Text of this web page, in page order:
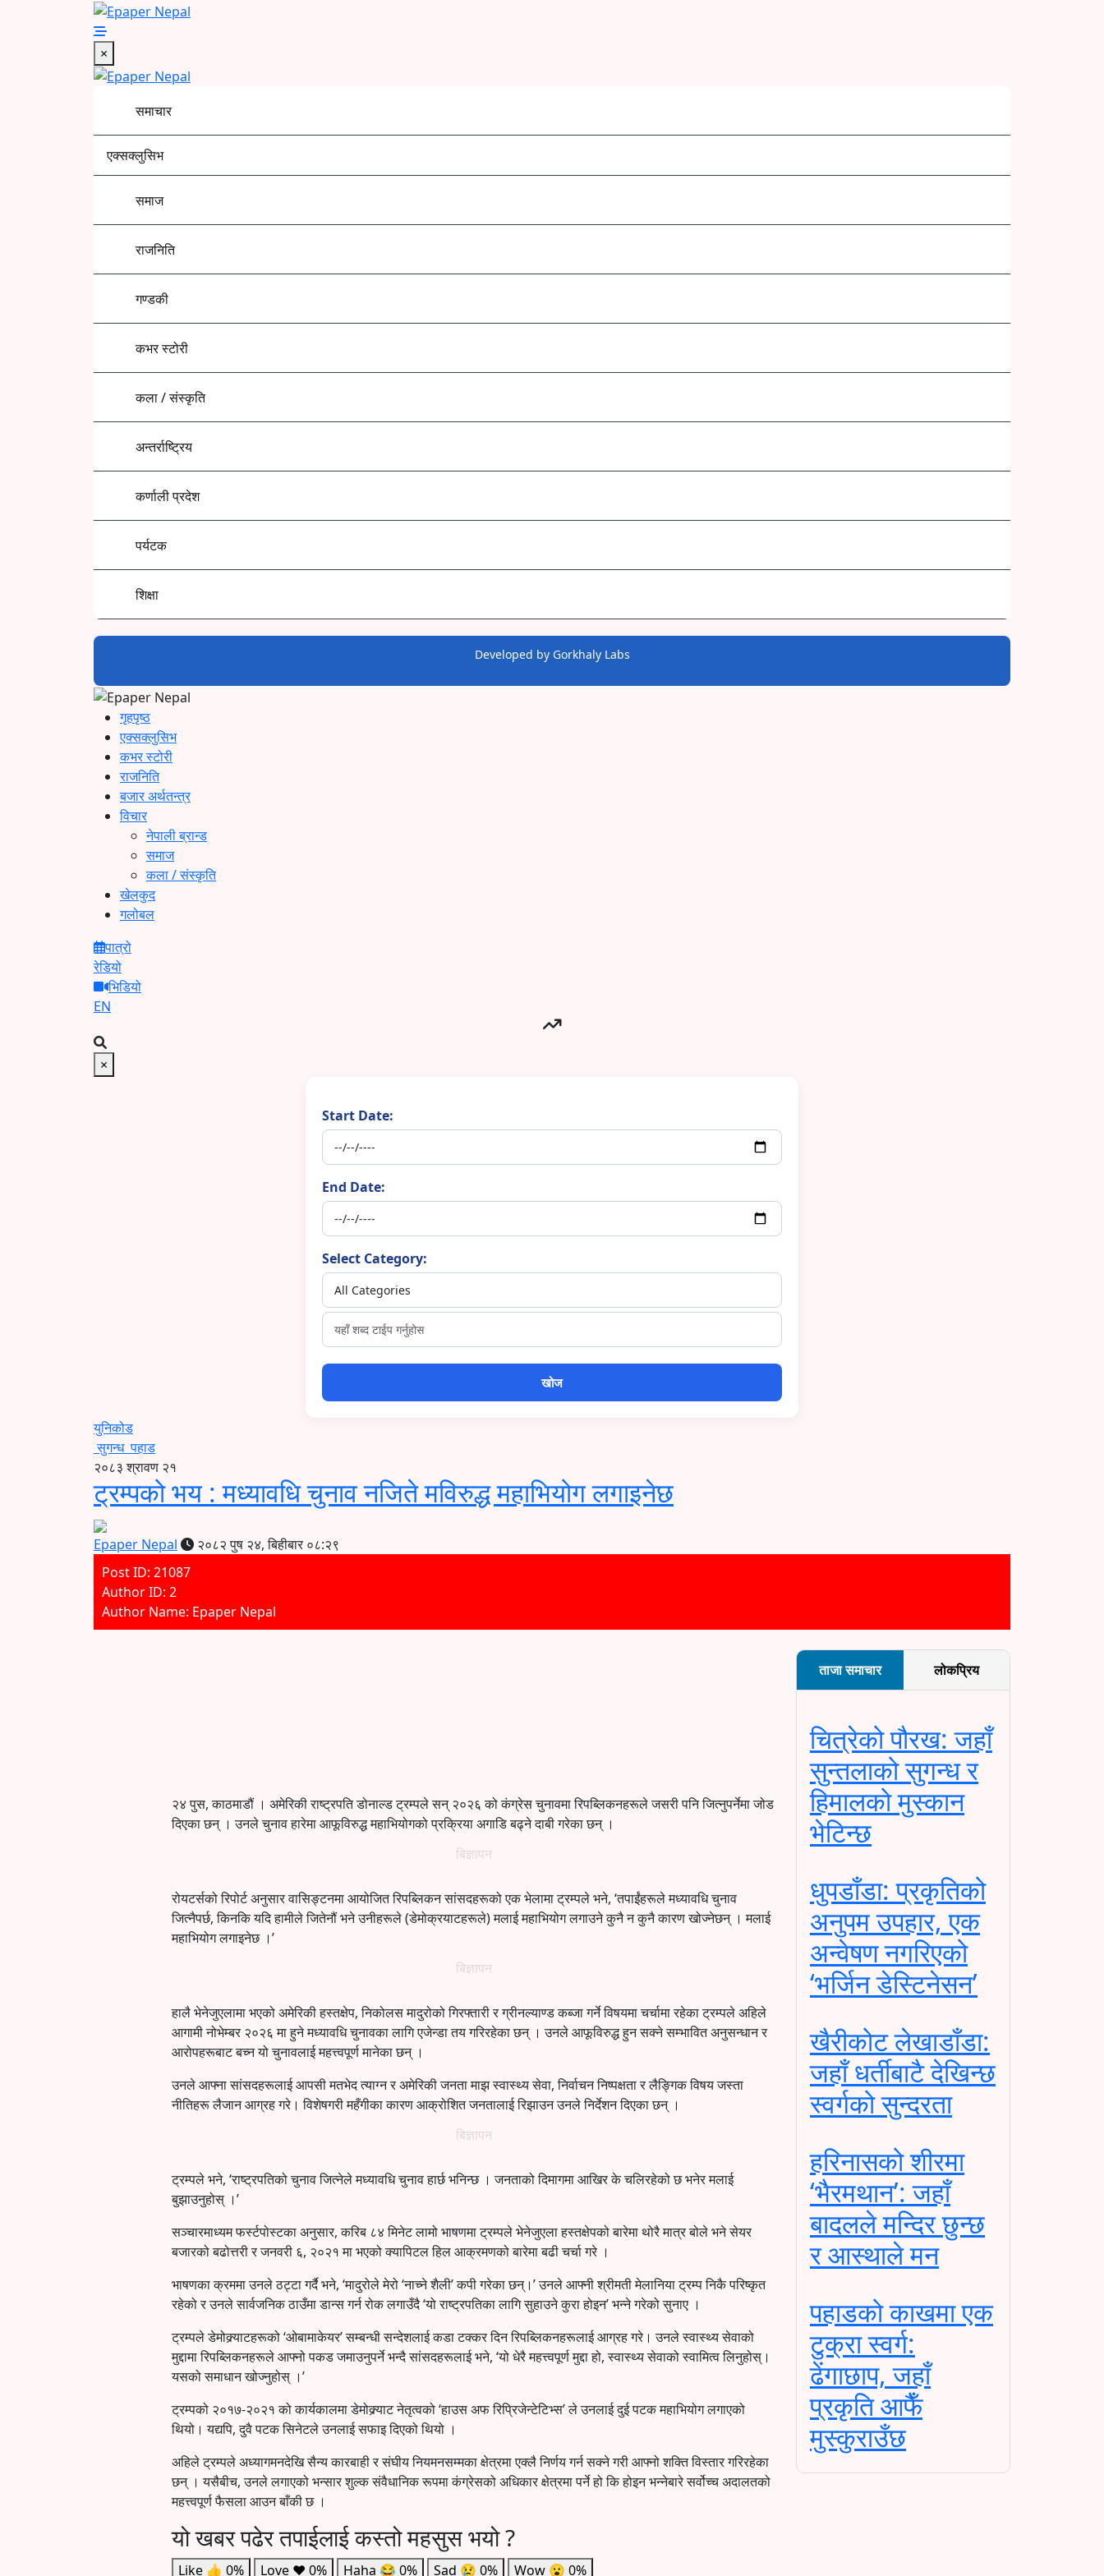
Epaper Nepal
×
समाचार
एक्सक्लुसिभ
समाज
राजनिति
गण्डकी
कभर स्टोरी
कला / संस्कृति
अन्तर्राष्ट्रिय
कर्णाली प्रदेश
पर्यटक
शिक्षा
Developed by Gorkhaly Labs
गृहपृष्ठ
एक्सक्लुसिभ
कभर स्टोरी
राजनिति
बजार अर्थतन्त्र
विचार
नेपाली ब्रान्ड
समाज
कला / संस्कृति
खेलकुद
गलोबल
पात्रो
रेडियो
भिडियो
EN
×
Start Date:
End Date:
Select Category:
युनिकोड
सुगन्ध पहाड
२०८३ श्रावण २१
ट्रम्पको भय : मध्यावधि चुनाव नजिते मविरुद्ध महाभियोग लगाइनेछ
Epaper Nepal
२०८२ पुष २४, बिहीबार ०८:२९
Post ID: 21087
Author ID: 2
Author Name: Epaper Nepal
२४ पुस, काठमाडौं । अमेरिकी राष्ट्रपति डोनाल्ड ट्रम्पले सन् २०२६ को कंग्रेस चुनावमा रिपब्लिकनहरूले जसरी पनि जित्नुपर्नेमा जोड
दिएका छन् । उनले चुनाव हारेमा आफूविरुद्ध महाभियोगको प्रक्रिया अगाडि बढ्ने दाबी गरेका छन् ।
बिज्ञापन
रोयटर्सको रिपोर्ट अनुसार वासिङ्टनमा आयोजित रिपब्लिकन सांसदहरूको एक भेलामा ट्रम्पले भने, ‘तपाईंहरूले मध्यावधि चुनाव
जित्नैपर्छ, किनकि यदि हामीले जितेनौं भने उनीहरूले (डेमोक्रयाटहरूले) मलाई महाभियोग लगाउने कुनै न कुनै कारण खोज्नेछन् । मलाई
महाभियोग लगाइनेछ ।’
बिज्ञापन
हालै भेनेजुएलामा भएको अमेरिकी हस्तक्षेप, निकोलस मादुरोको गिरफ्तारी र ग्रीनल्याण्ड कब्जा गर्ने विषयमा चर्चामा रहेका ट्रम्पले अहिले
आगामी नोभेम्बर २०२६ मा हुने मध्यावधि चुनावका लागि एजेन्डा तय गरिरहेका छन् । उनले आफूविरुद्ध हुन सक्ने सम्भावित अनुसन्धान र
आरोपहरूबाट बच्न यो चुनावलाई महत्त्वपूर्ण मानेका छन् ।
उनले आफ्ना सांसदहरूलाई आपसी मतभेद त्याग्न र अमेरिकी जनता माझ स्वास्थ्य सेवा, निर्वाचन निष्पक्षता र लैङ्गिक विषय जस्ता
नीतिहरू लैजान आग्रह गरे। विशेषगरी महँगीका कारण आक्रोशित जनतालाई रिझाउन उनले निर्देशन दिएका छन् ।
बिज्ञापन
ट्रम्पले भने, ‘राष्ट्रपतिको चुनाव जित्नेले मध्यावधि चुनाव हार्छ भनिन्छ । जनताको दिमागमा आखिर के चलिरहेको छ भनेर मलाई
बुझाउनुहोस् ।’
सञ्चारमाध्यम फर्स्टपोस्टका अनुसार, करिब ८४ मिनेट लामो भाषणमा ट्रम्पले भेनेजुएला हस्तक्षेपको बारेमा थोरै मात्र बोले भने सेयर
बजारको बढोत्तरी र जनवरी ६, २०२१ मा भएको क्यापिटल हिल आक्रमणको बारेमा बढी चर्चा गरे ।
भाषणका क्रममा उनले ठट्टा गर्दै भने, ‘मादुरोले मेरो ‘नाच्ने शैली’ कपी गरेका छन्।’ उनले आफ्नी श्रीमती मेलानिया ट्रम्प निकै परिष्कृत
रहेको र उनले सार्वजनिक ठाउँमा डान्स गर्न रोक लगाउँदै ‘यो राष्ट्रपतिका लागि सुहाउने कुरा होइन’ भन्ने गरेको सुनाए ।
ट्रम्पले डेमोक्र्याटहरूको ‘ओबामाकेयर’ सम्बन्धी सन्देशलाई कडा टक्कर दिन रिपब्लिकनहरूलाई आग्रह गरे। उनले स्वास्थ्य सेवाको
मुद्दामा रिपब्लिकनहरूले आफ्नो पकड जमाउनुपर्ने भन्दै सांसदहरूलाई भने, ‘यो धेरै महत्त्वपूर्ण मुद्दा हो, स्वास्थ्य सेवाको स्वामित्व लिनुहोस्।
यसको समाधान खोज्नुहोस् ।’
ट्रम्पको २०१७-२०२१ को कार्यकालमा डेमोक्र्याट नेतृत्वको ‘हाउस अफ रिप्रिजेन्टेटिभ्स’ ले उनलाई दुई पटक महाभियोग लगाएको
थियो। यद्यपि, दुवै पटक सिनेटले उनलाई सफाइ दिएको थियो ।
अहिले ट्रम्पले अध्यागमनदेखि सैन्य कारबाही र संघीय नियमनसम्मका क्षेत्रमा एक्लै निर्णय गर्न सक्ने गरी आफ्नो शक्ति विस्तार गरिरहेका
छन् । यसैबीच, उनले लगाएको भन्सार शुल्क संवैधानिक रूपमा कंग्रेसको अधिकार क्षेत्रमा पर्ने हो कि होइन भन्नेबारे सर्वोच्च अदालतको
महत्त्वपूर्ण फैसला आउन बाँकी छ ।
यो खबर पढेर तपाईलाई कस्तो महसुस भयो ?
Like 👍 0% Love ❤️ 0% Haha 😂0% Sad 😢 0% Wow 😮 0%
ताजा समाचार लोकप्रिय
चित्रेको पौरख: जहाँ
सुन्तलाको सुगन्ध र
हिमालको मुस्कान
भेटिन्छ
धुपडाँडा: प्रकृतिको
अनुपम उपहार, एक
अन्वेषण नगरिएको
‘भर्जिन डेस्टिनेसन’
खैरीकोट लेखाडाँडा:
जहाँ धर्तीबाटै देखिन्छ
स्वर्गको सुन्दरता
हरिनासको शीरमा
‘भैरमथान’: जहाँ
बादलले मन्दिर छुन्छ
र आस्थाले मन
पहाडको काखमा एक
टुक्रा स्वर्ग:
ढेंगाछाप, जहाँ
प्रकृति आफैँ
मुस्कुराउँछ